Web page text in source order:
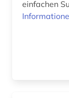
einfachen